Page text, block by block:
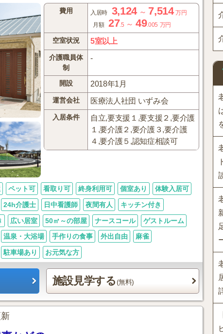
費用 入居時 3,124 ～ 7,514 万円
月額
27.5 ～ 49.005 万円
空室状況 5室以上
介護職員体
制
-
開設 2018年1月
運営会社 医療法人社団 いずみ会
入居条件
自立,要支援１,要支援２,要介護
１,要介護２,要介護３,要介護
４,要介護５,認知症相談可
ペット可 看取り可 終身利用可 個室あり 体験入居可
24h介護士 日中看護師 夜間有人 キッチン付き
広い居室 50㎡～の部屋 ナースコール ゲストルーム
温泉・大浴場 手作りの食事 外出自由 麻雀
駐車場あり お元気な方
施設見学する (無料)